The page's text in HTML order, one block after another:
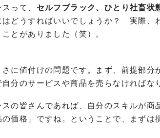
って、 セルフブラック、ひとり社畜状
はどうすればいいでしょうか？ 実際、
とがありました（笑）。
さに値付けの問題です。まず、前提部
分のサービスや商品を売らなければな
スの皆さんであれば、自分のスキルが
の価格」ですね。ということで、まず